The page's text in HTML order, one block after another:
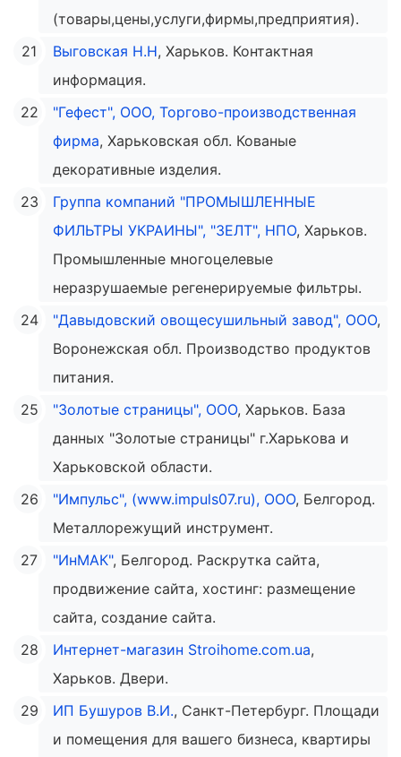
(товары,цены,услуги,фирмы,предприятия).
Выговская Н.Н, Харьков. Контактная
информация.
"Гефест", ООО, Торгово-производственная
фирма, Харьковская обл. Кованые
декоративные изделия.
Группа компаний "ПРОМЫШЛЕННЫЕ
ФИЛЬТРЫ УКРАИНЫ", "ЗЕЛТ", НПО, Харьков.
Промышленные многоцелевые
неразрушаемые регенерируемые фильтры.
"Давыдовский овощесушильный завод", ООО,
Воронежская обл. Производство продуктов
питания.
"Золотые страницы", ООО, Харьков. База
данных "Золотые страницы" г.Харькова и
Харьковской области.
"Импульс", (www.impuls07.ru), ООО, Белгород.
Металлорежущий инструмент.
"ИнМАК", Белгород. Раскрутка сайта,
продвижение сайта, хостинг: размещение
сайта, создание сайта.
Интернет-магазин Stroihome.com.ua,
Харьков. Двери.
ИП Бушуров В.И., Санкт-Петербург. Площади
и помещения для вашего бизнеса, квартиры